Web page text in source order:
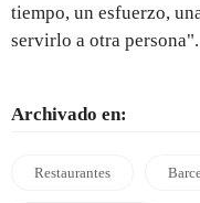
tiempo, un esfuerzo,
servirlo a otra persona".
Archivado en:
Restaurantes